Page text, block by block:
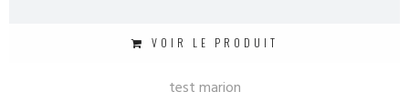
VOIR LE PRODUIT
test marion